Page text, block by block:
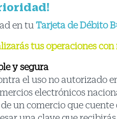
en tu Tarjeta de Débito
tus operaciones
y segura
el uso no autorizado
electrónicos
un comercio que cuente